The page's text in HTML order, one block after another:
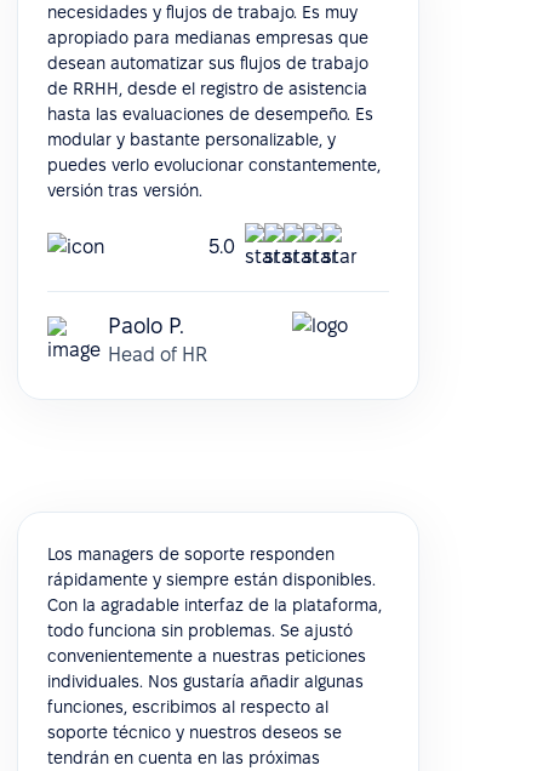
necesidades y flujos de trabajo. Es muy
apropiado para medianas empresas que
desean automatizar sus flujos de trabajo
de RRHH, desde el registro de asistencia
hasta las evaluaciones de desempeño. Es
modular y bastante personalizable, y
puedes verlo evolucionar constantemente,
versión tras versión.
5.0
Paolo P.
Head of HR
Los managers de soporte responden
rápidamente y siempre están disponibles.
Con la agradable interfaz de la plataforma,
todo funciona sin problemas. Se ajustó
convenientemente a nuestras peticiones
individuales. Nos gustaría añadir algunas
funciones, escribimos al respecto al
soporte técnico y nuestros deseos se
tendrán en cuenta en las próximas